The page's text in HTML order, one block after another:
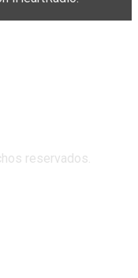
reservados.